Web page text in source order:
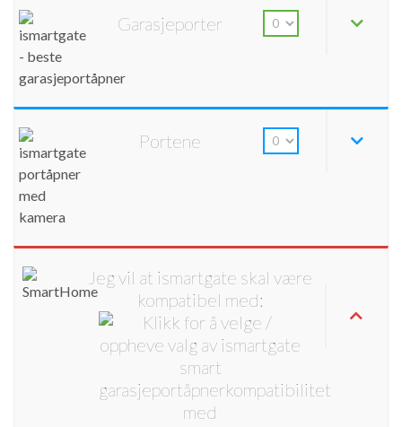
Garasjeporter
Portene
Jeg vil at ismartgate skal være
kompatibel med: